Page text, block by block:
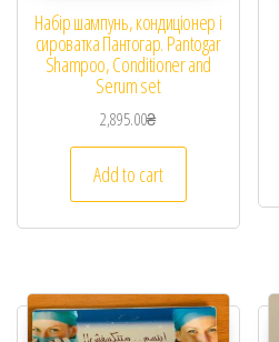
Набір шампунь, кондиціонер і
сироватка Пантогар. Pantogar
Shampoo, Conditioner and
Serum set
2,895.00₴
Add to cart